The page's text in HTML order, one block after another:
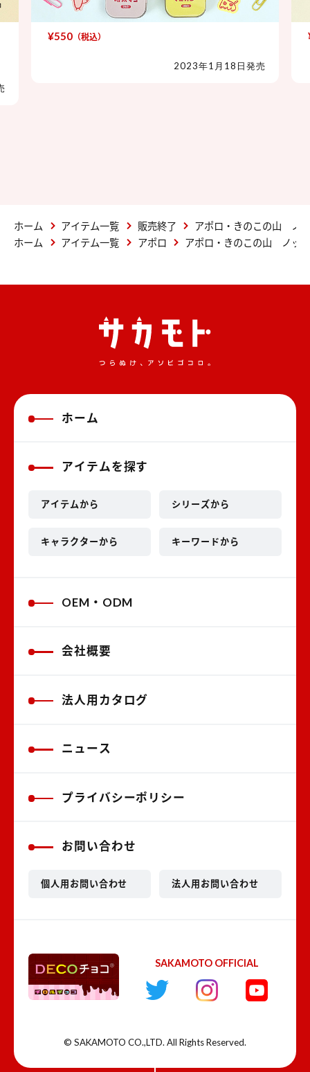
ラッキーマヨネーズ 缶入りクリップ
¥550 （税込）
2023年1月18日発売
ホーム アイテム一覧 販売終了
アポロ・きのこの山 ノ
ホーム
アイテム一覧 アポロ アポロ・きのこの山 ノッ
ホーム
アイテムを探す
アイテムから シリーズから
キャラクターから キーワードから
OEM・ODM
会社概要
法人用カタログ
ニュース
プライバシーポリシー
お問い合わせ
個人用お問い合わせ 法人用お問い合わせ
SAKAMOTO OFFICIAL
© SAKAMOTO CO.,LTD. All Rights Reserved.